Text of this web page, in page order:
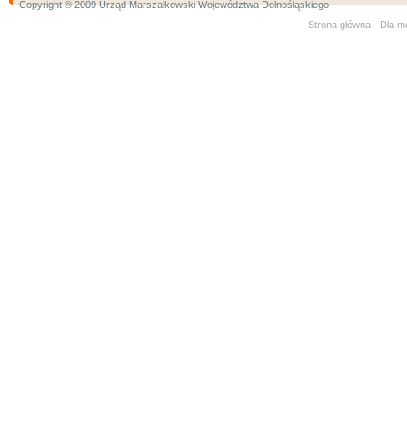
Copyright ® 2009 Urząd Marszałkowski Województwa Dolnośląskiego
Strona główna
Dla